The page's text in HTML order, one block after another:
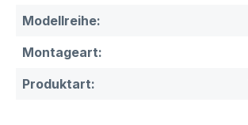
Modellreihe:
Montageart:
Produktart: